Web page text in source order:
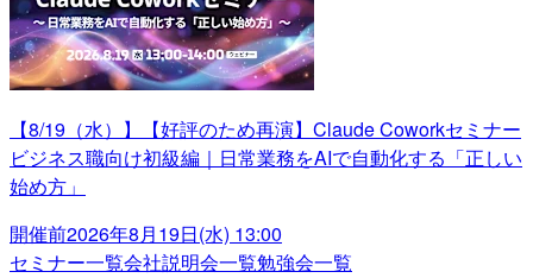
【8/19（水）】【好評のため再演】Claude Coworkセミナー
ビジネス職向け初級編｜日常業務をAIで自動化する「正しい
始め方」
開催前2026年8月19日(水) 13:00
セミナー一覧会社説明会一覧勉強会一覧